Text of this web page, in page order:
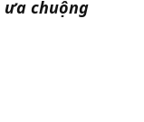
ưa chuộng